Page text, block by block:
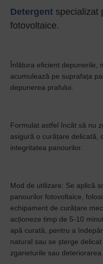
Detergent specializat
fotovoltaice.
Înlătura eficient depunerile,
acumulează pe suprafața
depunerea prafului.
Formulat astfel încât să nu
asigură o curățare delicată,
integritatea panourilor.
Mod de utilizare: Se aplică
panourilor fotovoltaice,
echipament de curățare
acționeze timp de 5-10
apă curată, pentru a
natural sau se șterge
zgarieturile sau deteriorarea